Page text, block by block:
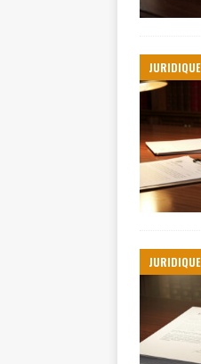
JURIDIQUE
JURIDIQUE